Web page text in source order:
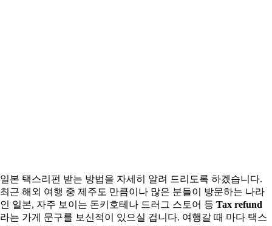
일본 택스리펀 받는 방법을 자세히 알려 드리도록 하겠습니다.
최근 해외 여행 중 제주도 만큼이나 많은 분들이 방문하는 나라
인 일본, 자주 보이는 돈키호테나 드러그 스토어 등 Tax refund
라는 가게 문구를 보신적이 있으실 겁니다. 여행갈 때 마다 택스